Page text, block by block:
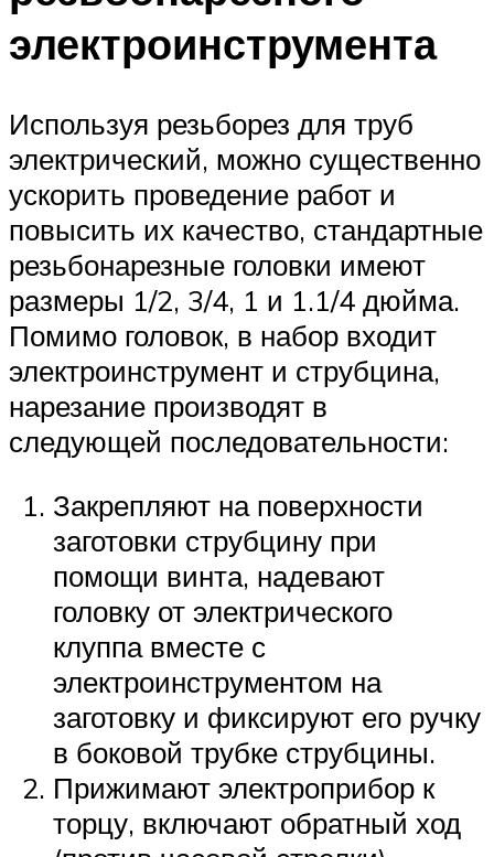
электроинструмента
Используя резьборез для труб
электрический, можно существенно
ускорить проведение работ и
повысить их качество, стандартные
резьбонарезные головки имеют
размеры 1/2, 3/4, 1 и 1.1/4 дюйма.
Помимо головок, в набор входит
электроинструмент и струбцина,
нарезание производят в
следующей последовательности:
Закрепляют на поверхности
заготовки струбцину при
помощи винта, надевают
головку от электрического
клуппа вместе с
электроинструментом на
заготовку и фиксируют его ручку
в боковой трубке струбцины.
Прижимают электроприбор к
торцу, включают обратный ход